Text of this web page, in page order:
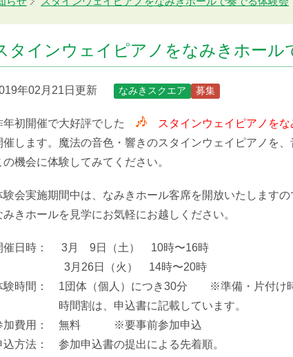
タインウェイピアノをなみきホール
年02月21日更新 なみきスクエア 募集
年初開催で大好評でした スタインウェイピアノを
催します。魔法の音色・響きのスタインウェイピアノを
の機会に体験してみてください。
験会実施期間中は、なみきホール客席を開放いたします
みきホールを見学にお気軽にお越しください。
催日時： 3月 9日（土） 10時〜16時
月26日（火） 14時〜20時
験時間： 1団体（個人）につき30分 ※準備・片付け
間割は、申込書に記載しています。
加費用： 無料 ※要事前参加申込
込方法： 参加申込書の提出による先着順。